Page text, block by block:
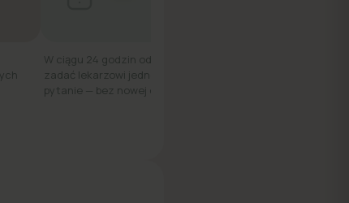
W ciągu 24 godzin od wizyty możesz
zadać lekarzowi jedno dodatkowe
pytanie — bez nowej opłaty.